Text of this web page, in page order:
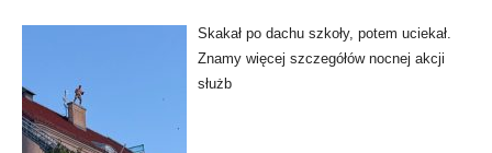
Skakał po dachu szkoły, potem uciekał.
Znamy więcej szczegółów nocnej akcji
służb